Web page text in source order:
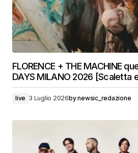
FLORENCE + THE MACHINE
DAYS MILANO 2026 [Scaletta
live 3 Luglio 2026bynewsic_redazione